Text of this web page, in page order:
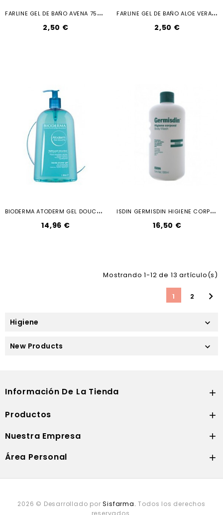
F
ARLINE GEL DE BAÑO AVENA 750 ML
2,50 €
F
ARLINE GEL DE BAÑO ALOE VERA 750 ML
2,50 €
B
IODERMA ATODERM GEL DOUCHE 1000 ML
14,96 €
I
SDIN GERMISDIN HIGIENE CORPORAL...
16,50 €
Mostrando 1-12 de 13 artículo(s)
1 2 
Higiene 
New Products 
Información De La Tienda 
Productos 
Nuestra Empresa 
Área Personal 
2026 © Desarrollado porSisfarma. Todos los derechos
reservados.